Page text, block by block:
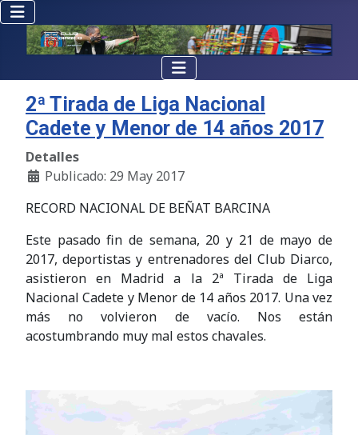
2ª Tirada de Liga Nacional
Cadete y Menor de 14 años 2017
Detalles
Publicado: 29 May 2017
RECORD NACIONAL DE BEÑAT BARCINA
Este pasado fin de semana, 20 y 21 de mayo de
2017, deportistas y entrenadores del Club Diarco,
asistieron en Madrid a la 2ª Tirada de Liga
Nacional Cadete y Menor de 14 años 2017. Una vez
más no volvieron de vacío. Nos están
acostumbrando muy mal estos chavales.